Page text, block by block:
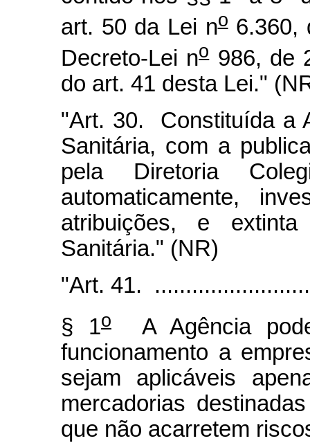
art. 50 da Lei no6.360,
Decreto-Lei no986, de
do art. 41 desta Lei."
"Art. 30. Constituída a
Sanitária, com a
pela Diretoria
automaticamente,
atribuições, e
Sanitária." (NR)
"Art. 41.
§ 1o
A Agência
funcionamento a
sejam aplicáveis
mercadorias
que não acarretem